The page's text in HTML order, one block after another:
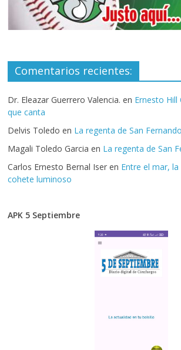
Comentarios recientes:
Dr. Eleazar Guerrero Valencia. en Ernesto Hill
que canta
Delvis Toledo en La regenta de San
Magali Toledo Garcia en La regenta de San
Carlos Ernesto Bernal Iser en Entre el mar,
cohete luminoso
APK 5 Septiembre